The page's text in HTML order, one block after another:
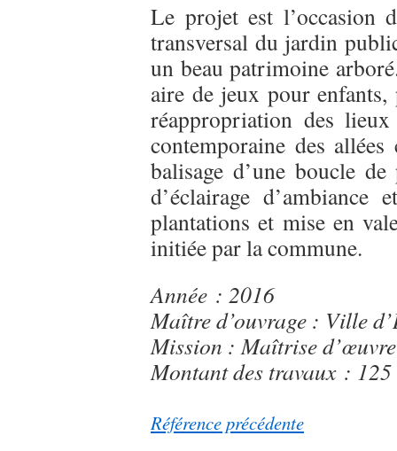
Le projet est l’occasion
transversal du jardin
un beau patrimoine
aire de jeux pour
réappropriation des
contemporaine des
balisage d’une boucle
d’éclairage d’ambiance
plantations et mise en
initiée par la commune.
Année : 2016
Maître d’ouvrage : Ville
Mission : Maîtrise d’œuvre
Montant des travaux :
Référence précédente